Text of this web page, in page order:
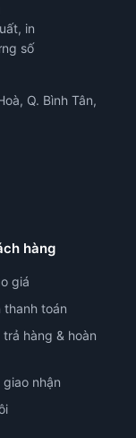
in
số
Q. Bình Tân,
hàng
giá
thanh toán
trả hàng & hoàn
giao nhận